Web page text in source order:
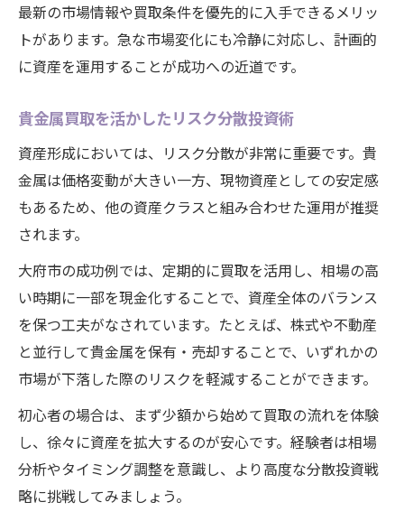
最新の市場情報や買取条件を優先的に入手できるメリッ
トがあります。急な市場変化にも冷静に対応し、計画的
に資産を運用することが成功への近道です。
貴金属買取を活かしたリスク分散投資術
資産形成においては、リスク分散が非常に重要です。貴
金属は価格変動が大きい一方、現物資産としての安定感
もあるため、他の資産クラスと組み合わせた運用が推奨
されます。
大府市の成功例では、定期的に買取を活用し、相場の高
い時期に一部を現金化することで、資産全体のバランス
を保つ工夫がなされています。たとえば、株式や不動産
と並行して貴金属を保有・売却することで、いずれかの
市場が下落した際のリスクを軽減することができます。
初心者の場合は、まず少額から始めて買取の流れを体験
し、徐々に資産を拡大するのが安心です。経験者は相場
分析やタイミング調整を意識し、より高度な分散投資戦
略に挑戦してみましょう。